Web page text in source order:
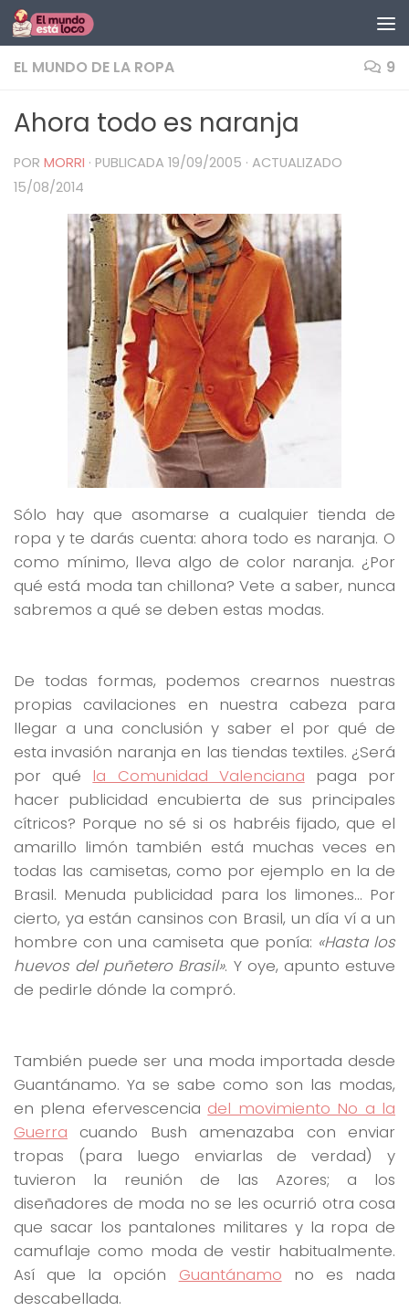
Saltar al contenido
EL MUNDO DE LA ROPA 9
Ahora todo es naranja
POR MORRI · PUBLICADA 19/09/2005 · ACTUALIZADO
15/08/2014
Sólo hay que asomarse a cualquier tienda de
ropa y te darás cuenta: ahora todo es naranja. O
como mínimo, lleva algo de color naranja. ¿Por
qué está moda tan chillona? Vete a saber, nunca
sabremos a qué se deben estas modas.
De todas formas, podemos crearnos nuestras
propias cavilaciones en nuestra cabeza para
llegar a una conclusión y saber el por qué de
esta invasión naranja en las tiendas textiles. ¿Será
por qué la Comunidad Valenciana paga por
hacer publicidad encubierta de sus principales
cítricos? Porque no sé si os habréis fijado, que el
amarillo limón también está muchas veces en
todas las camisetas, como por ejemplo en la de
Brasil. Menuda publicidad para los limones… Por
cierto, ya están cansinos con Brasil, un día ví a un
hombre con una camiseta que ponía: «Hasta los
huevos del puñetero Brasil». Y oye, apunto estuve
de pedirle dónde la compró.
También puede ser una moda importada desde
Guantánamo. Ya se sabe como son las modas,
en plena efervescencia del movimiento No a la
Guerra cuando Bush amenazaba con enviar
tropas (para luego enviarlas de verdad) y
tuvieron la reunión de las Azores; a los
diseñadores de moda no se les ocurrió otra cosa
que sacar los pantalones militares y la ropa de
camuflaje como moda de vestir habitualmente.
Así que la opción Guantánamo no es nada
descabellada.